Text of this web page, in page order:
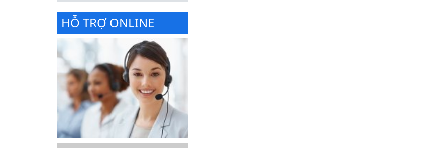
HỖ TRỢ ONLINE